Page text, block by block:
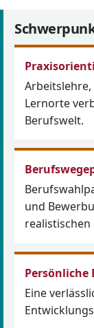
Lernorte
Berufswelt.
und
Persönliche
Eine